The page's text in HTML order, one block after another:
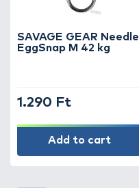
SAVAGE GEAR Needle
EggSnap M 42 kg
1.290 Ft
Add to cart